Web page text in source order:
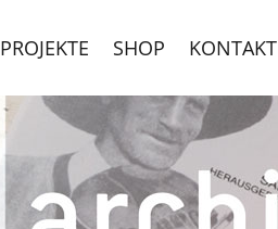
PROJEKTE SHOP KONTAKT